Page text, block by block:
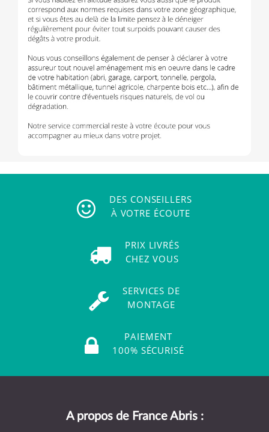
DES CONSEILLERS
À VOTRE ÉCOUTE
PRIX LIVRÉS
CHEZ VOUS
SERVICES DE
MONTAGE
PAIEMENT
100% SÉCURISÉ
A propos de France Abris :